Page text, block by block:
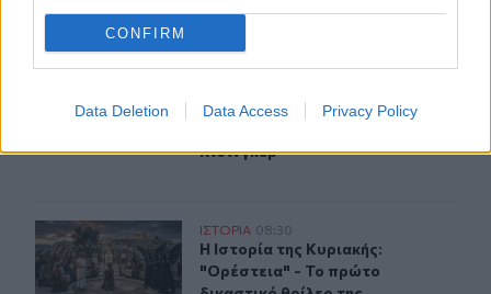
CONFIRM
Data Deletion Data Access Privacy Policy
Κύπρος 1974: Τα απόρρητα τηλεγραφήματα που
ΙΣΤΟΡΙΑ 11:36
τηλεγραφήματα που
Κίσινγκερ
Η Ιστορία της Κυριακής: "Ορέστεια" - Το πρώτο
ΙΣΤΟΡΙΑ 08:30
Η Ιστορία της Κυριακής:
Η Ιστορία της Κυριακής:
"Ορέστεια" - Το πρώτο